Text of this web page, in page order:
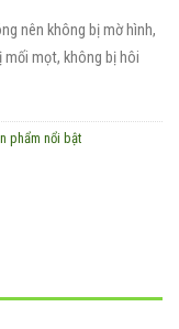
nên không bị mờ hình,
mọt, không bị hôi
phẩm nổi bật